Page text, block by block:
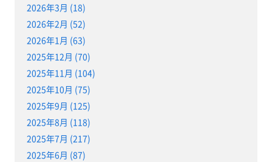
2026年3月 (18)
2026年2月 (52)
2026年1月 (63)
2025年12月 (70)
2025年11月 (104)
2025年10月 (75)
2025年9月 (125)
2025年8月 (118)
2025年7月 (217)
2025年6月 (87)